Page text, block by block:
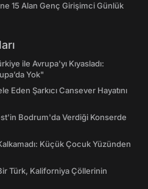
15 Alan Genç Girişimci Günlük
ile Avrupa'yı Kıyasladı:
Yok"
Eden Şarkıcı Cansever Hayatını
Bodrum'da Verdiği Konserde
Küçük Çocuk Yüzünden
Türk, Kaliforniya Çöllerinin